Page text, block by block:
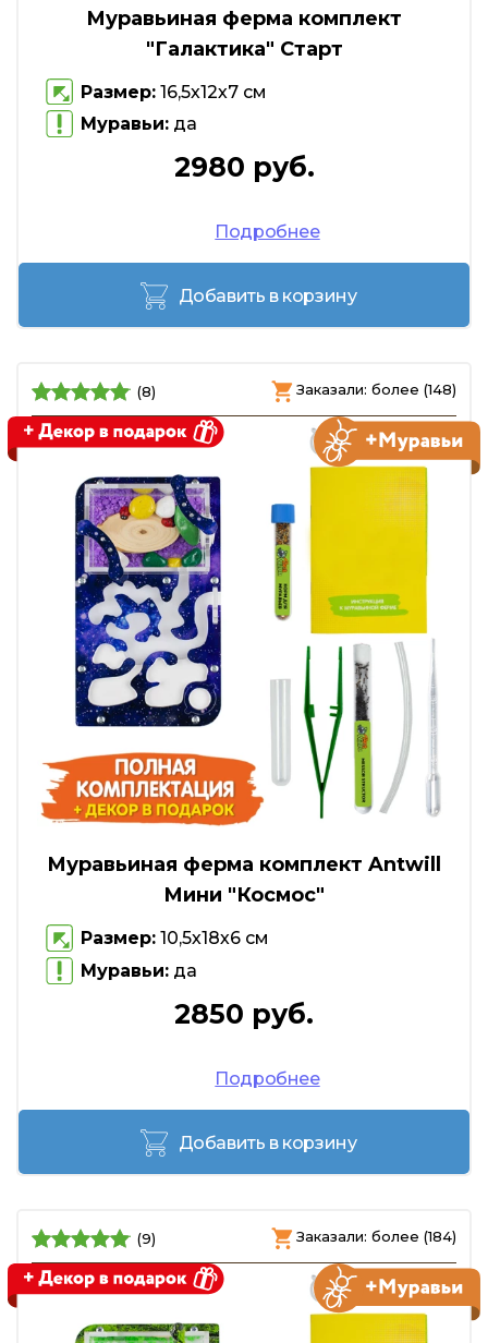
Муравьиная ферма комплект
"Галактика" Старт
Размер: 16,5х12х7 см
Муравьи: да
2980 руб.
Подробнее
Добавить в корзину
(8) Заказали: более (148)
Муравьиная ферма комплект Antwill
Мини "Космос"
Размер: 10,5х18х6 см
Муравьи: да
2850 руб.
Подробнее
Добавить в корзину
(9) Заказали: более (184)